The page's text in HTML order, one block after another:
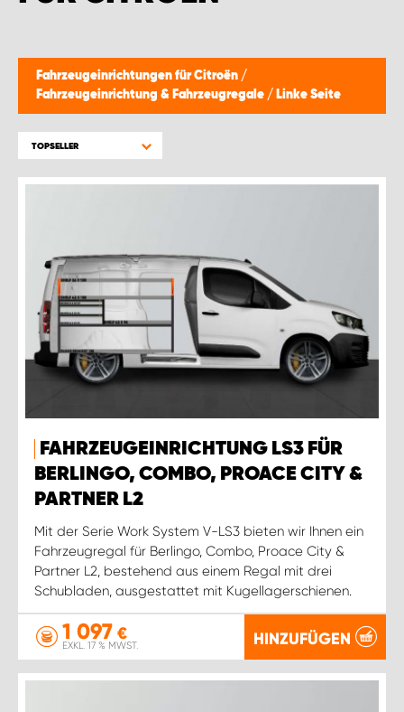
Fahrzeugeinrichtungen für Citroën /
Fahrzeugeinrichtung & Fahrzeugregale / Linke Seite
TOPSELLER
FAHRZEUGEINRICHTUNG LS3 FÜR
BERLINGO, COMBO, PROACE CITY &
PARTNER L2
Mit der Serie Work System V-LS3 bieten wir Ihnen ein
Fahrzeugregal für Berlingo, Combo, Proace City &
Partner L2, bestehend aus einem Regal mit drei
Schubladen, ausgestattet mit Kugellagerschienen.
1 097 €
EXKL. 17 % MWST. HINZUFÜGEN